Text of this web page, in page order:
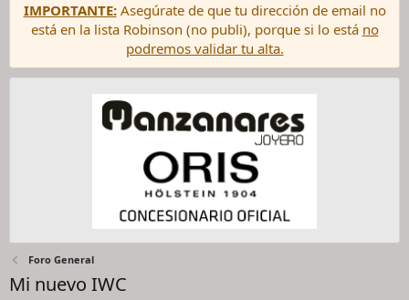
IMPORTANTE:Asegúrate de que tu dirección de email no
está en la lista Robinson (no publi), porque si lo está no
podremos validar tu alta.
Foro General
Mi nuevo IWC